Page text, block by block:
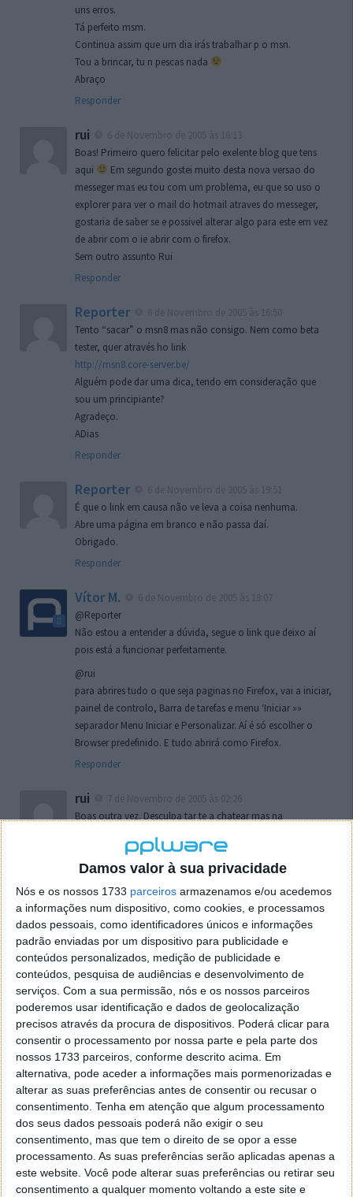
Damos valor à sua privacidade
Nós e os nossos 1733 parceiros armazenamos e/ou acedemos
a informações num dispositivo, como cookies, e processamos
dados pessoais, como identificadores únicos e informações
padrão enviadas por um dispositivo para publicidade e
conteúdos personalizados, medição de publicidade e
conteúdos, pesquisa de audiências e desenvolvimento de
serviços. Com a sua permissão, nós e os nossos parceiros
poderemos usar identificação e dados de geolocalização
precisos através da procura de dispositivos. Poderá clicar para
consentir o processamento por nossa parte e pela parte dos
nossos 1733 parceiros, conforme descrito acima. Em
alternativa, pode aceder a informações mais pormenorizadas e
alterar as suas preferências antes de consentir ou recusar o
consentimento. Tenha em atenção que algum processamento
dos seus dados pessoais poderá não exigir o seu
consentimento, mas que tem o direito de se opor a esse
processamento. As suas preferências serão aplicadas apenas a
este website. Você pode alterar suas preferências ou retirar seu
consentimento a qualquer momento voltando a este site e
uns erros.
Tá perfeito msm.
Continua assim que um dia irás trabalhar p o msn.
Tou a brincar, tu n pescas nada
Abraço
Responder
rui
Boas! Primeiro quero felicitar pelo exelente blog que tens
aqui
Em segundo gostei muito desta nova versao do
messeger mas eu tou com um problema, eu que so uso o
explorer para ver o mail do hotmail atraves do messeger,
gostaria de saber se e possivel alterar algo para este em vez
de abrir com o ie abrir com o firefox.
Sem outro assunto Rui
Responder
Reporter
Tento “sacar” o msn8 mas não consigo. Nem como beta
tester, quer através ho link
http://msn8.core-server.be/
Alguém pode dar uma dica, tendo em consideração que
sou um principiante?
Agradeço.
ADias
Responder
Reporter
É que o link em causa não ve leva a coisa nenhuma.
Abre uma página em branco e não passa daí.
Obrigado.
Responder
Vítor M.
@Reporter
Não estou a entender a dúvida, segue o link que deixo aí
pois está a funcionar perfeitamente.
@rui
para abrires tudo o que seja paginas no Firefox, vai a iniciar,
painel de controlo, Barra de tarefas e menu ‘Iniciar »»
separador Menu Iniciar e Personalizar. Aí é só escolher o
Browser predefinido. E tudo abrirá como Firefox.
Responder
rui
Boas outra vez. Desculpa tar te a chatear mas na
o firefox como browser predefenido
de control tudo e nada. Tou a comecar a desesperar, ate ja
tentei apagar o explorer na tentativa de forçar o uso do
firefox mas em vao. Kaso te lembres de outra dica fico
agradecido, caso contrario obrigado a mesma
Responder
Vítor M.
7 de Novembro de 2005 às 01:39
@Reporter
Desculpa mas o link funciona. Seja como for segue por mail
o MSn Messenger 8.
Responder
Vítor M.
7 de Novembro de 2005 às 11:21
@Rui
Tens de encontrar o que te falei. Faz da seguinte maneira,
janela iniciar e no topo dessa janela com o botão direito do
rato faz propriedades. Depois no separador Menu ‘Iniciar’
clica no botão ‘Personalizar’ aí encontrarás no separador
geral a opção para escolheres o Browser com que queres